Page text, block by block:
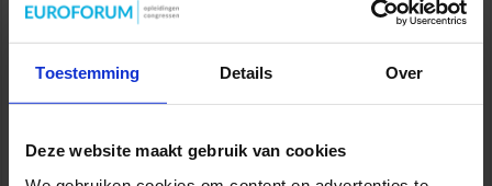
Toestemming Details Over
Deze website maakt gebruik van cookies
Cursus Teamcoach op het secretariaat